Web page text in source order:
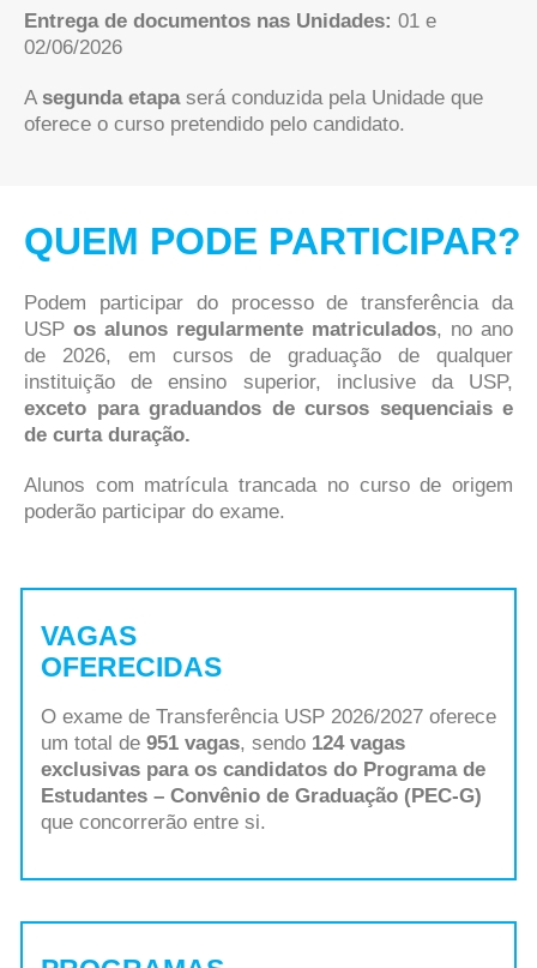
Entrega de documentos nas Unidades: 01 e
02/06/2026
A segunda etapaserá conduzida pela Unidade que
oferece o curso pretendido pelo candidato.
QUEM PODE PARTICIPAR?
Podem participar do processo de transferência da
USP os alunos regularmente matriculados, no ano
de 2026, em cursos de graduação de qualquer
instituição de ensino superior, inclusive da USP,
exceto para graduandos de cursos sequenciais e
de curta duração.
Alunos com matrícula trancada no curso de origem
poderão participar do exame.
VAGAS
OFERECIDAS
O exame de Transferência USP 2026/2027 oferece
um total de 951 vagas, sendo 124 vagas
exclusivas para os candidatos do Programa de
Estudantes – Convênio de Graduação (PEC-G)
que concorrerão entre si.